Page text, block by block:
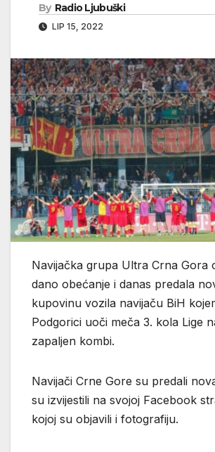
By Radio Ljubuški
LIP 15, 2022
Navijačka grupa Ultra Crna Gora
dano obećanje i danas predala
kupovinu vozila navijaču BiH
Podgorici uoči meča 3. kola Lige
zapaljen kombi.
Navijači Crne Gore su predali
su izvijestili na svojoj Facebook
kojoj su objavili i fotografiju.